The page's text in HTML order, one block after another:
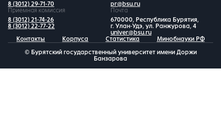
8 (3012) 29-71-70
pr@bsu.ru
Приемная комиссия
8 (3012) 21-74-26
8 (3012) 22-77-22
Почта
670000, Республика Бурятия,
г. Улан-Удэ, ул. Ранжурова, 4
univer@bsu.ru
Контакты
Корпуса Статистика Минобнауки РФ
© Бурятский государственный университет имени Доржи
Банзарова